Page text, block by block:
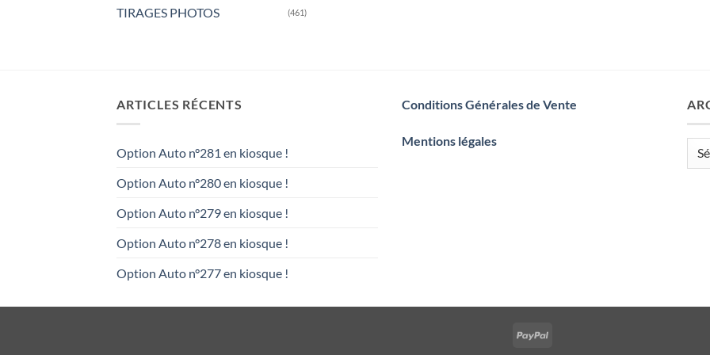
TIRAGES PHOTOS (461)
ARTICLES RÉCENTS
Option Auto n°281 en kiosque !
Option Auto n°280 en kiosque !
Option Auto n°279 en kiosque !
Option Auto n°278 en kiosque !
Option Auto n°277 en kiosque !
Conditions Générales de Vente
Mentions légales
PayPal